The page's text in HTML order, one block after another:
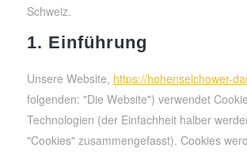
Schweiz.
1. Einführung
Unsere Website, https://hohenselchower-
folgenden: "Die Website") verwendet
Technologien (der Einfachheit halber
"Cookies" zusammengefasst). Cookies